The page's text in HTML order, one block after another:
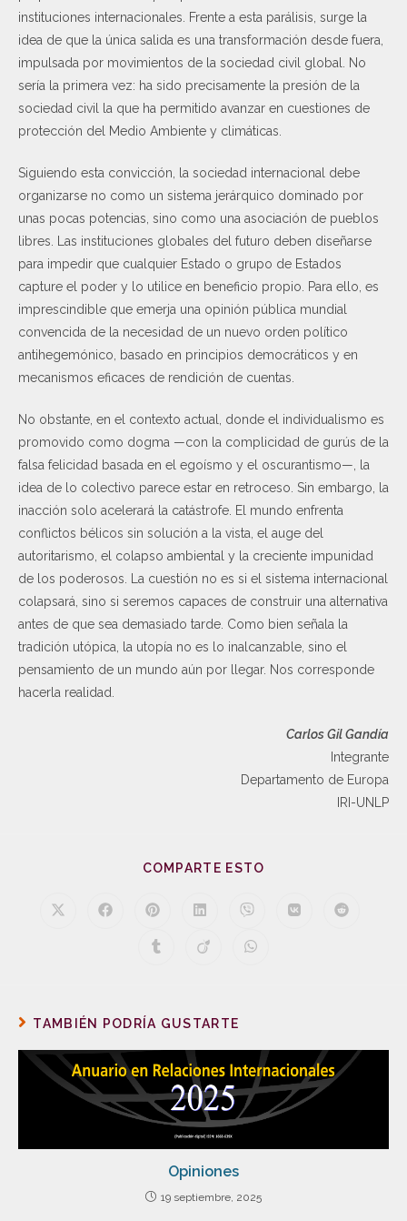
instituciones internacionales. Frente a esta parálisis, surge la
idea de que la única salida es una transformación desde fuera,
impulsada por movimientos de la sociedad civil global. No
sería la primera vez: ha sido precisamente la presión de la
sociedad civil la que ha permitido avanzar en cuestiones de
protección del Medio Ambiente y climáticas.
Siguiendo esta convicción, la sociedad internacional debe
organizarse no como un sistema jerárquico dominado por
unas pocas potencias, sino como una asociación de pueblos
libres. Las instituciones globales del futuro deben diseñarse
para impedir que cualquier Estado o grupo de Estados
capture el poder y lo utilice en beneficio propio. Para ello, es
imprescindible que emerja una opinión pública mundial
convencida de la necesidad de un nuevo orden político
antihegemónico, basado en principios democráticos y en
mecanismos eficaces de rendición de cuentas.
No obstante, en el contexto actual, donde el individualismo es
promovido como dogma —con la complicidad de gurús de la
falsa felicidad basada en el egoísmo y el oscurantismo—, la
idea de lo colectivo parece estar en retroceso. Sin embargo, la
inacción solo acelerará la catástrofe. El mundo enfrenta
conflictos bélicos sin solución a la vista, el auge del
autoritarismo, el colapso ambiental y la creciente impunidad
de los poderosos. La cuestión no es si el sistema internacional
colapsará, sino si seremos capaces de construir una alternativa
antes de que sea demasiado tarde. Como bien señala la
tradición utópica, la utopía no es lo inalcanzable, sino el
pensamiento de un mundo aún por llegar. Nos corresponde
hacerla realidad.
Carlos Gil Gandía
Integrante
Departamento de Europa
IRI-UNLP
COMPARTE ESTO
TAMBIÉN PODRÍA GUSTARTE
Opiniones
19 septiembre, 2025